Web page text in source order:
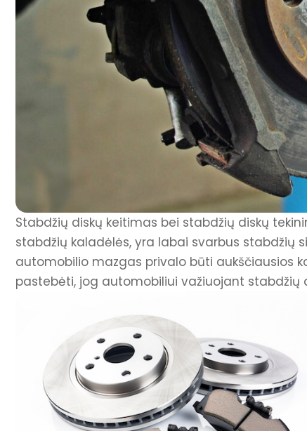
Stabdžių diskų keitimas bei stabdžių diskų
stabdžių kaladėlės, yra labai svarbus stabdžių
automobilio mazgas privalo būti aukščiausios
pastebėti, jog automobiliui važiuojant